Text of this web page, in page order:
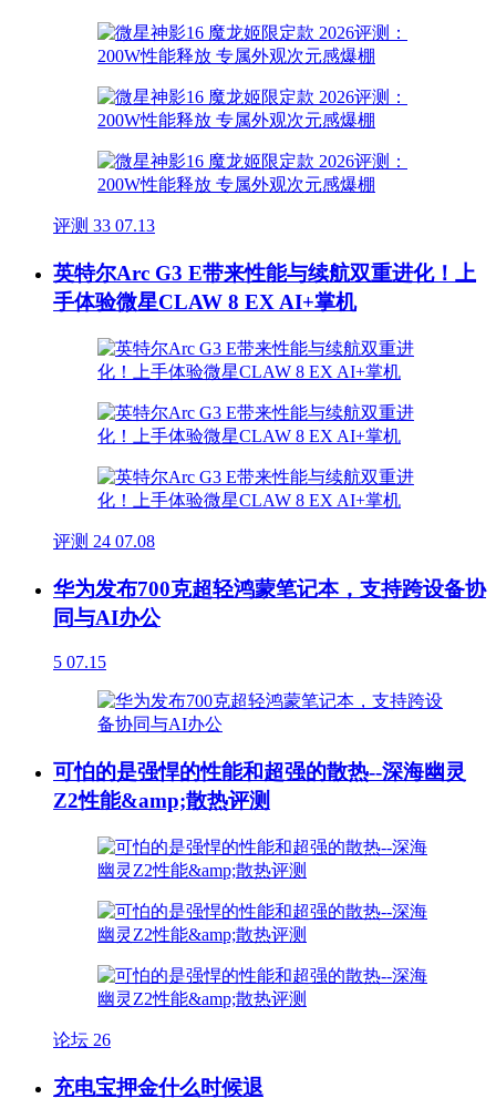
评测 33 07.13
英特尔Arc G3 E带来性能与续航双重进化！上
手体验微星CLAW 8 EX AI+掌机
评测 24 07.08
华为发布700克超轻鸿蒙笔记本，支持跨设备协
同与AI办公
5 07.15
可怕的是强悍的性能和超强的散热--深海幽灵
Z2性能&amp;散热评测
论坛 26
充电宝押金什么时候退